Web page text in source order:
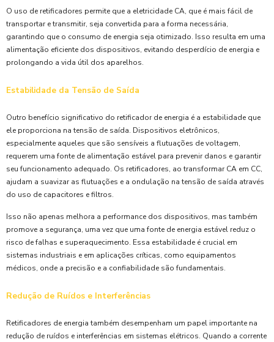
O uso de retificadores permite que a eletricidade CA, que é mais fácil de
transportar e transmitir, seja convertida para a forma necessária,
garantindo que o consumo de energia seja otimizado. Isso resulta em uma
alimentação eficiente dos dispositivos, evitando desperdício de energia e
prolongando a vida útil dos aparelhos.
Estabilidade da Tensão de Saída
Outro benefício significativo do retificador de energia é a estabilidade que
ele proporciona na tensão de saída. Dispositivos eletrônicos,
especialmente aqueles que são sensíveis a flutuações de voltagem,
requerem uma fonte de alimentação estável para prevenir danos e garantir
seu funcionamento adequado. Os retificadores, ao transformar CA em CC,
ajudam a suavizar as flutuações e a ondulação na tensão de saída através
do uso de capacitores e filtros.
Isso não apenas melhora a performance dos dispositivos, mas também
promove a segurança, uma vez que uma fonte de energia estável reduz o
risco de falhas e superaquecimento. Essa estabilidade é crucial em
sistemas industriais e em aplicações críticas, como equipamentos
médicos, onde a precisão e a confiabilidade são fundamentais.
Redução de Ruídos e Interferências
Retificadores de energia também desempenham um papel importante na
redução de ruídos e interferências em sistemas elétricos. Quando a corrente